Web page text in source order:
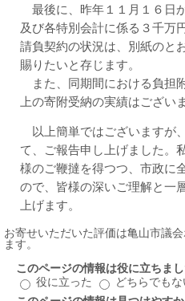
最後に、昨年１１月１６日
及び各特別会計に係る３千万
請負契約の状況は、別紙のと
賜りたいと存じます。
また、同期間における負担
上の寄附受納の実績はござい
以上簡単ではございますが
て、ご報告申し上げました。
様のご鞭撻を得つつ、市政に
ので、皆様の深いご理解と一
上げます。